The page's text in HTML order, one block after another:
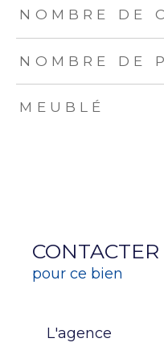
NOMBRE DE
NOMBRE DE
MEUBLÉ
CONTACTER
pour ce bien
L'agence